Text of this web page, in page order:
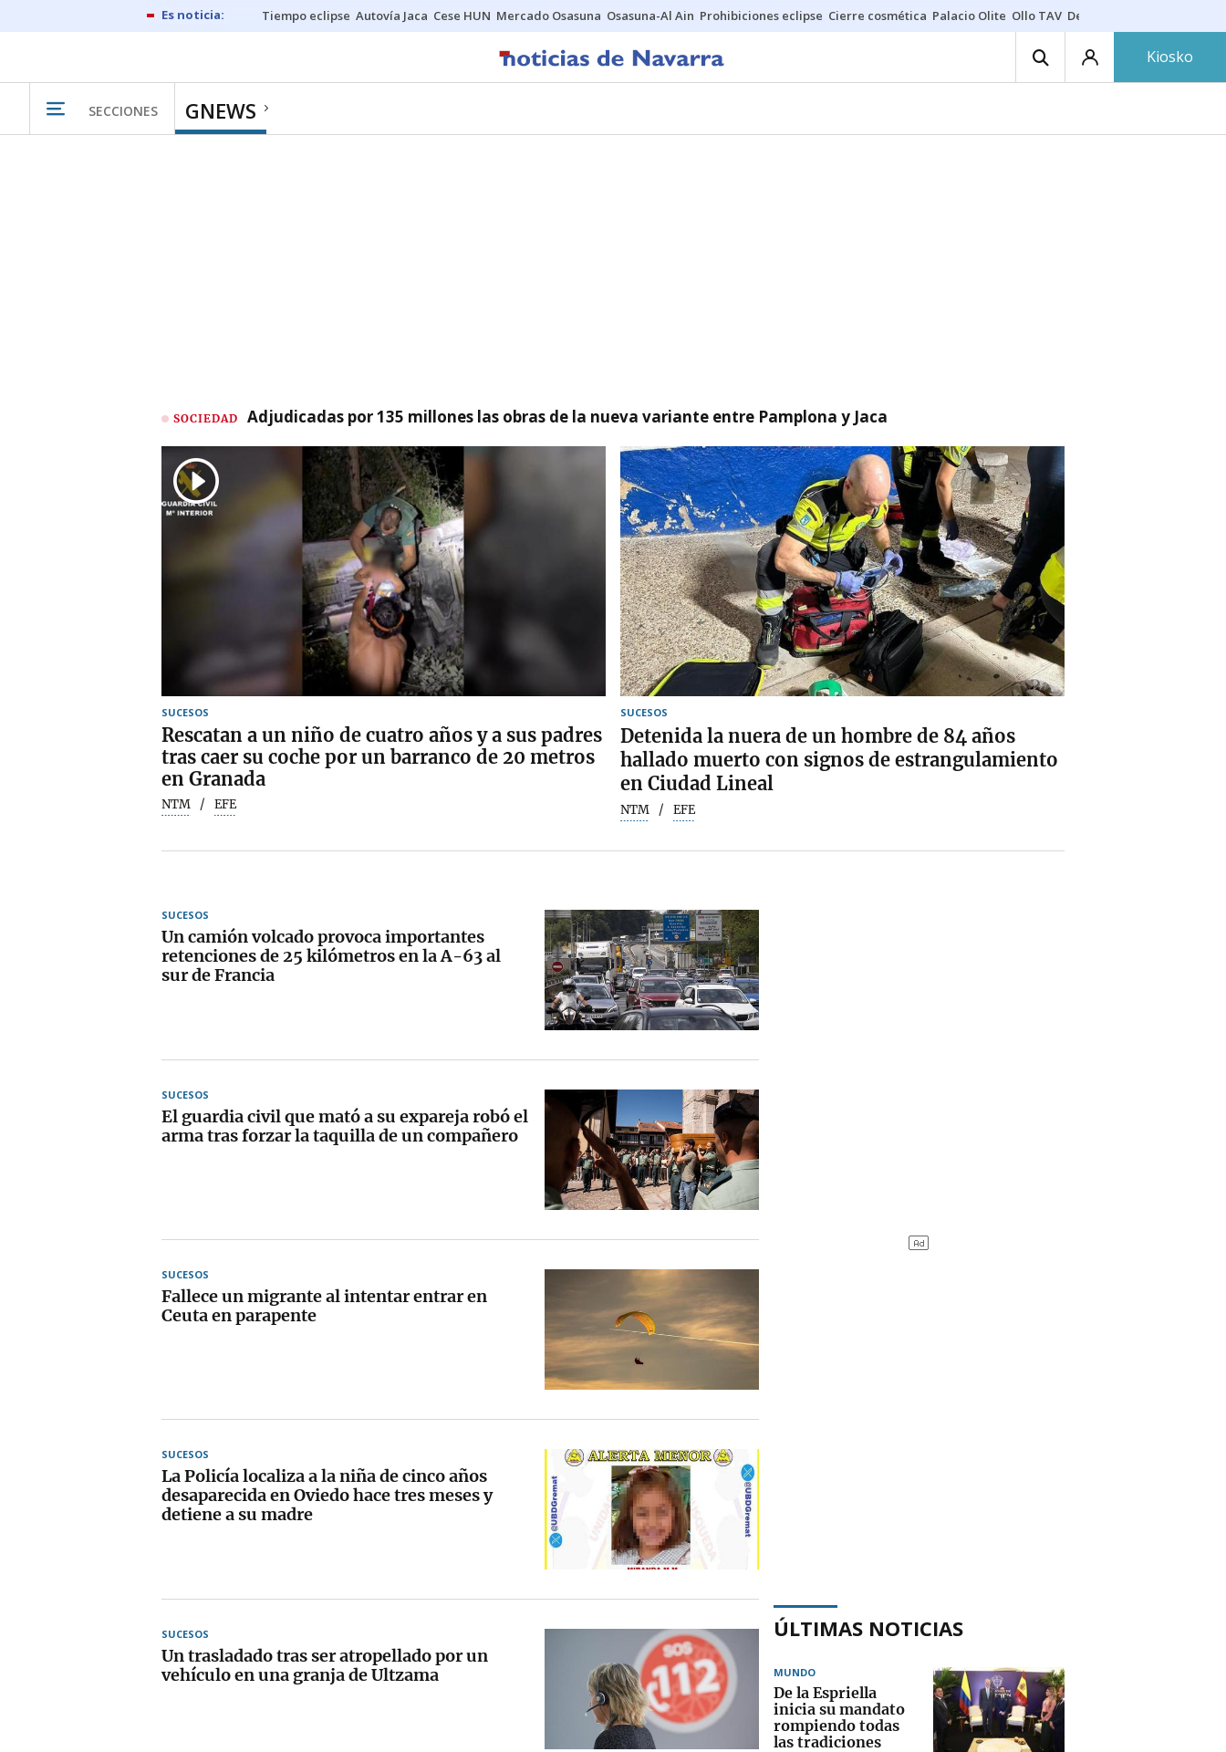
Tiempo eclipse Autovía Jaca Cese HUN Mercado Osasuna Osasuna-Al Ain Prohibiciones eclipse Cierre cosmética Palacio Olite Ollo TAV Derrama vecinos
Kiosko
SECCIONES GNEWS
SOCIEDAD Adjudicadas por 135 millones las obras de la nueva variante entre Pamplona y Jaca
SUCESOS
Rescatan a un niño de cuatro años y a sus padres
tras caer su coche por un barranco de 20 metros
en Granada
NTM EFE
SUCESOS
Detenida la nuera de un hombre de 84 años
hallado muerto con signos de estrangulamiento
en Ciudad Lineal
NTM EFE
SUCESOS
Un camión volcado provoca importantes
retenciones de 25 kilómetros en la A-63 al
sur de Francia
SUCESOS
El guardia civil que mató a su expareja robó el
arma tras forzar la taquilla de un compañero
SUCESOS
Fallece un migrante al intentar entrar en
Ceuta en parapente
SUCESOS
La Policía localiza a la niña de cinco años
desaparecida en Oviedo hace tres meses y
detiene a su madre
SUCESOS
Un trasladado tras ser atropellado por un
vehículo en una granja de Ultzama
ÚLTIMAS NOTICIAS
MUNDO
De la Espriella
inicia su mandato
rompiendo todas
las tradiciones